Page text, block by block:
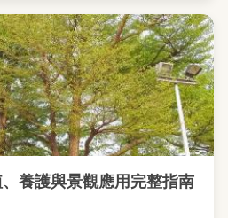
養護與景觀應用完整指南